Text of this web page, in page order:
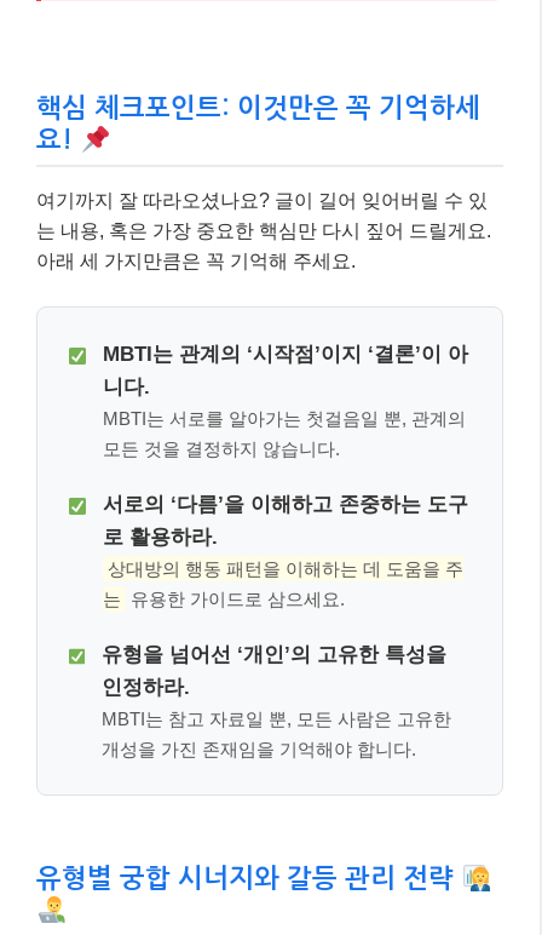
핵심 체크포인트: 이것만은 꼭 기억하세
요!
여기까지 잘 따라오셨나요? 글이 길어 잊어버릴 수 있
는 내용, 혹은 가장 중요한 핵심만 다시 짚어 드릴게요.
아래 세 가지만큼은 꼭 기억해 주세요.
MBTI는 관계의 ‘시작점’이지 ‘결론’이 아
니다.
MBTI는 서로를 알아가는 첫걸음일 뿐, 관계의
모든 것을 결정하지 않습니다.
서로의 ‘다름’을 이해하고 존중하는 도구
로 활용하라.
상대방의 행동 패턴을 이해하는 데 도움을 주
는 유용한 가이드로 삼으세요.
유형을 넘어선 ‘개인’의 고유한 특성을
인정하라.
MBTI는 참고 자료일 뿐, 모든 사람은 고유한
개성을 가진 존재임을 기억해야 합니다.
유형별 궁합 시너지와 갈등 관리 전략